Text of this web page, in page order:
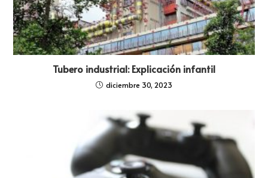
Tubero industrial: Explicación infantil
diciembre 30, 2023